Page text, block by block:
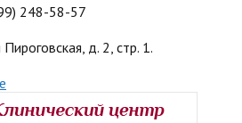
248-58-57
д. 2, стр. 1.